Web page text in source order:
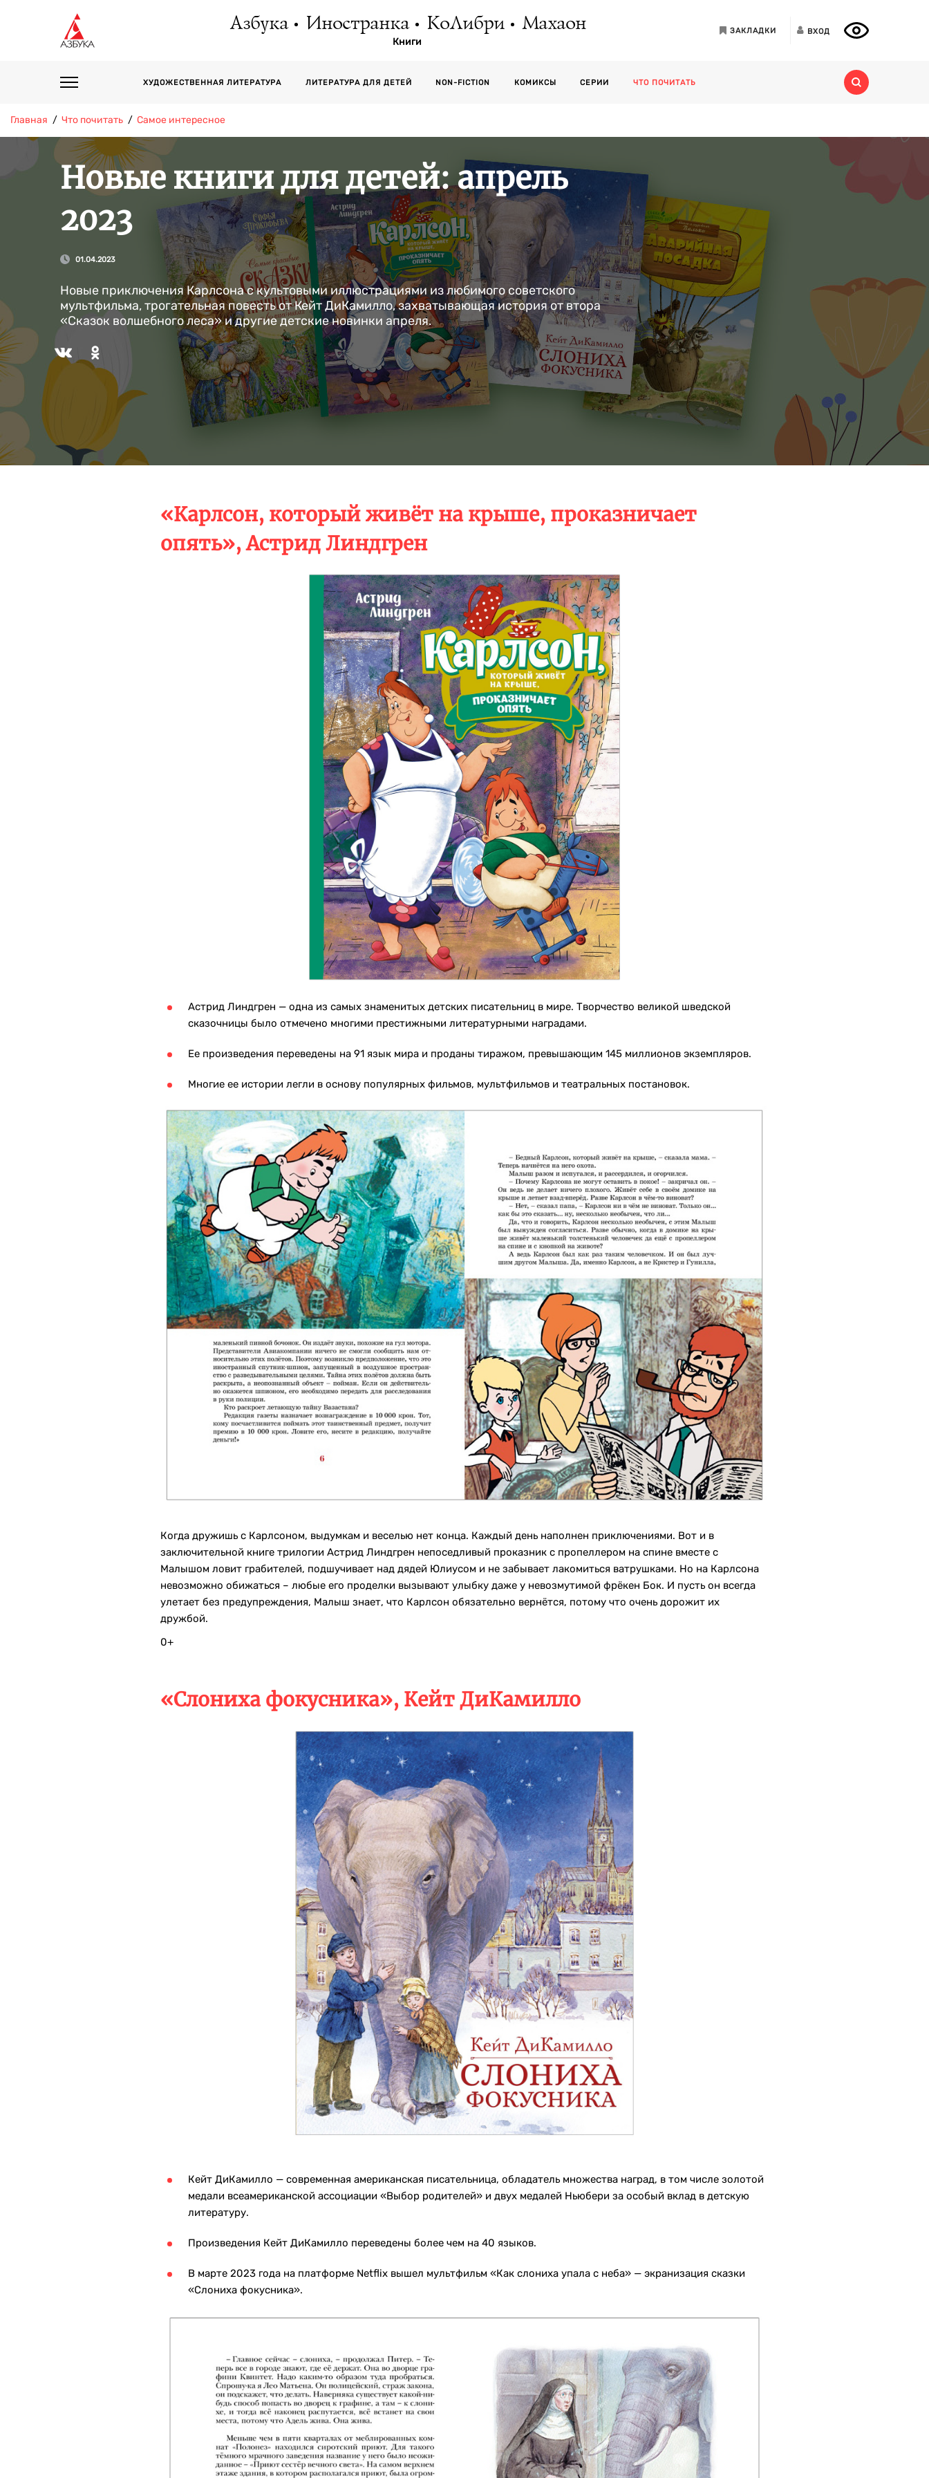
Азбука Иностранка КоЛибри Махаон
Книги
ЗАКЛАДКИ ВХОД
ХУДОЖЕСТВЕННАЯ ЛИТЕРАТУРА ЛИТЕРАТУРА ДЛЯ ДЕТЕЙ NON-FICTION КОМИКСЫ СЕРИИ ЧТО ПОЧИТАТЬ
Главная Что почитать Самое интересное
Новые книги для детей: апрель
2023
01.04.2023
Новые приключения Карлсона с культовыми иллюстрациями из любимого советского
мультфильма, трогательная повесть от Кейт ДиКамилло, захватывающая история от втора
«Сказок волшебного леса» и другие детские новинки апреля.
«Карлсон, который живёт на крыше, проказничает
опять», Астрид Линдгрен
Астрид Линдгрен — одна из самых знаменитых детских писательниц в мире. Творчество великой шведской
сказочницы было отмечено многими престижными литературными наградами.
Ее произведения переведены на 91 язык мира и проданы тиражом, превышающим 145 миллионов экземпляров.
Многие ее истории легли в основу популярных фильмов, мультфильмов и театральных постановок.
Когда дружишь с Карлсоном, выдумкам и веселью нет конца. Каждый день наполнен приключениями. Вот и в
заключительной книге трилогии Астрид Линдгрен непоседливый проказник с пропеллером на спине вместе с
Малышом ловит грабителей, подшучивает над дядей Юлиусом и не забывает лакомиться ватрушками. Но на Карлсона
невозможно обижаться – любые его проделки вызывают улыбку даже у невозмутимой фрёкен Бок. И пусть он всегда
улетает без предупреждения, Малыш знает, что Карлсон обязательно вернётся, потому что очень дорожит их
дружбой.
0+
«Слониха фокусника», Кейт ДиКамилло
Кейт ДиКамилло — современная американская писательница, обладатель множества наград, в том числе золотой
медали всеамериканской ассоциации «Выбор родителей» и двух медалей Ньюбери за особый вклад в детскую
литературу.
Произведения Кейт ДиКамилло переведены более чем на 40 языков.
В марте 2023 года на платформе Netflix вышел мультфильм «Как слониха упала с неба» — экранизация сказки
«Слониха фокусника».